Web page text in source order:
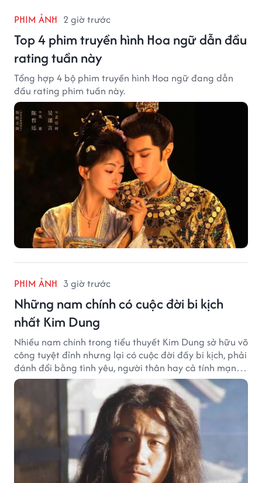
PHIM ẢNH 2 giờ trước
Top 4 phim truyền hình Hoa ngữ dẫn đầu
rating tuần này
Tổng hợp 4 bộ phim truyền hình Hoa ngữ đang dẫn
đầu rating phim tuần này.
PHIM ẢNH 3 giờ trước
Những nam chính có cuộc đời bi kịch
nhất Kim Dung
Nhiều nam chính trong tiểu thuyết Kim Dung sở hữu võ
công tuyệt đỉnh nhưng lại có cuộc đời đầy bi kịch, phải
đánh đổi bằng tình yêu, người thân hay cả tính mạng,
khiến độc giả không khỏi tiếc nuối.